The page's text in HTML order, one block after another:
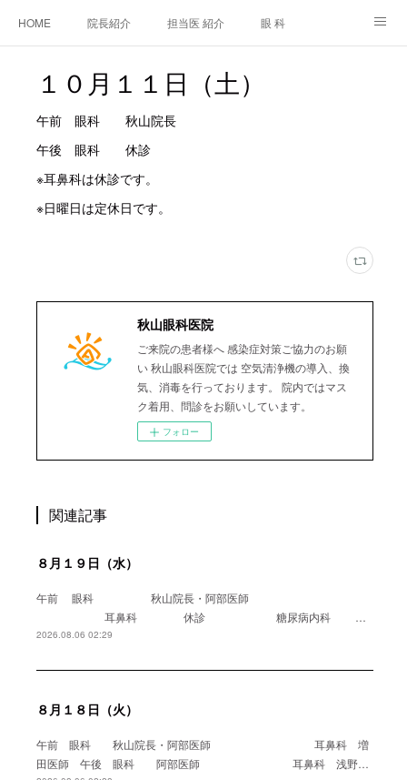
HOME 院長紹介 担当医 紹介 眼 科
アクセス ご相談・お問合せ
１０月１１日（土）
午前 眼科 秋山院長
午後 眼科 休診
※耳鼻科は休診です。
※日曜日は定休日です。
秋山眼科医院
ご来院の患者様へ 感染症対策ご協力のお願
い 秋山眼科医院では 空気清浄機の導入、換
気、消毒を行っております。 院内ではマス
ク着用、問診をお願いしています。
フォロー
関連記事
８月１９日（水）
午前 眼科 秋山院長・阿部医師
耳鼻科 休診 糖尿病内科 …
2026.08.06 02:29
８月１８日（火）
午前 眼科 秋山院長・阿部医師 耳鼻科 増
田医師 午後 眼科 阿部医師 耳鼻科 浅野…